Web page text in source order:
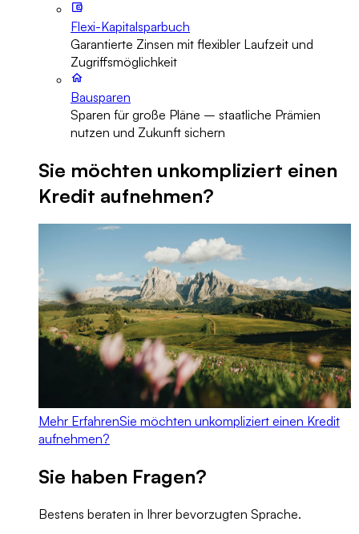
Flexi-Kapitalsparbuch
Garantierte Zinsen mit flexibler Laufzeit und
Zugriffsmöglichkeit
Bausparen
Sparen für große Pläne – staatliche Prämien
nutzen und Zukunft sichern
Sie möchten unkompliziert einen
Kredit aufnehmen?
Mehr ErfahrenSie möchten unkompliziert einen Kredit
aufnehmen?
Sie haben Fragen?
Bestens beraten in Ihrer bevorzugten Sprache.